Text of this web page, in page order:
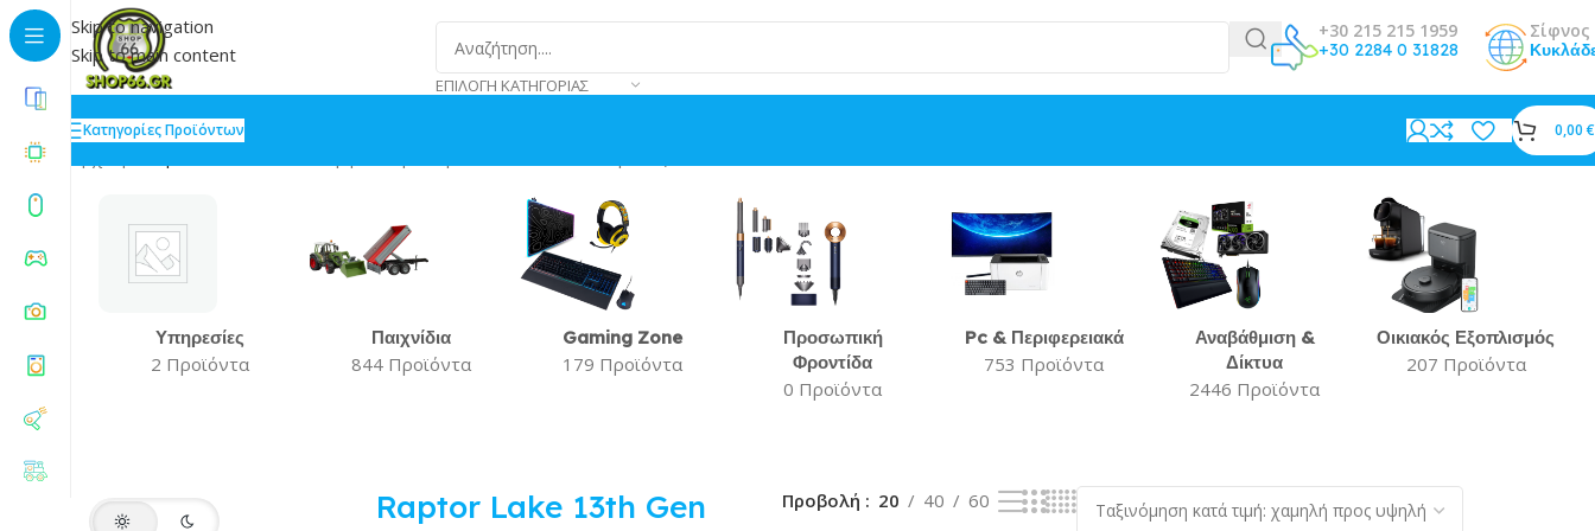
Skip to navigation
Skip to main content
ΕΠΙΛΟΓΉ ΚΑΤΗΓΟΡΊΑΣ
+30 215 215 1959
+30 2284 0 31828
Σίφνος
Κατηγορίες Προϊόντων 0,00 €
Υπηρεσίες
2 Προϊόντα
Παιχνίδια
844 Προϊόντα
Gaming Zone
179 Προϊόντα
Προσωπική
Φροντίδα
0 Προϊόντα
Pc & Περιφερειακά
753 Προϊόντα
Αναβάθμιση &
Δίκτυα
2446 Προϊόντα
Οικιακός Εξοπλισμός
207 Προϊόντα
Raptor Lake 13th Gen Προβολή 20 40 60